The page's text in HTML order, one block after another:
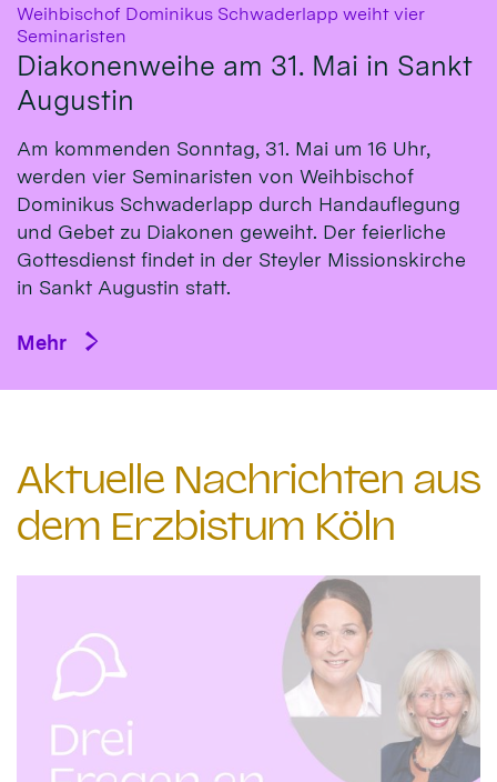
Weihbischof Dominikus Schwaderlapp weiht vier
Seminaristen
Diakonenweihe am 31. Mai in Sankt
Augustin
Am kommenden Sonntag, 31. Mai um 16 Uhr,
werden vier Seminaristen von Weihbischof
Dominikus Schwaderlapp durch Handauflegung
und Gebet zu Diakonen geweiht. Der feierliche
Gottesdienst findet in der Steyler Missionskirche
in Sankt Augustin statt.
Mehr
Aktuelle Nachrichten aus
dem Erzbistum Köln